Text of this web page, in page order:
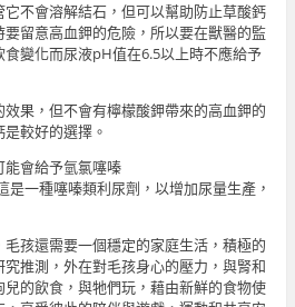
不會溶解結石，但可以幫助防止草酸鈣
留意高血鉀的危險，所以要在獸醫的監
變化而尿液pH值在6.5以上時不應給予
果，但不會有檸檬酸鉀帶來的高血鉀的
較好的選擇。
會給予氫氯噻嗪
是一種噻嗪類利尿劑，以增加尿量生產，
孩還需要一個穩定的家庭生活，積極的
推測，外在對毛孩身心的壓力，與腎和
的飲食，與牠們玩，藉由新鮮的食物使